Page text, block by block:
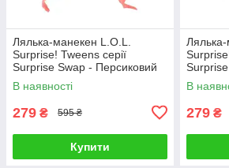
Лялька-манекен L.O.L.
Surprise! Tweens серії
Surprise Swap - Персиковий
образ 593522-2
В наявності
279 ₴ 595 ₴
Купити
Лялька-
593522-3
В
279 ₴